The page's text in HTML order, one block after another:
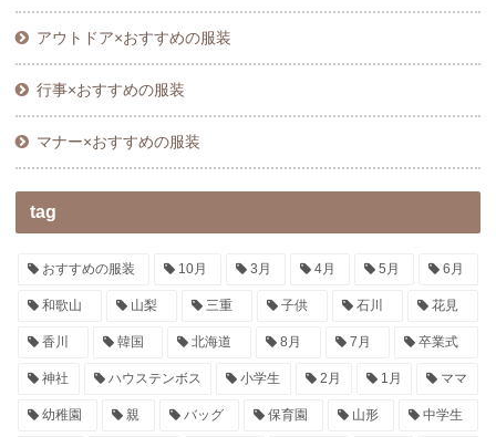
アウトドア×おすすめの服装
行事×おすすめの服装
マナー×おすすめの服装
tag
おすすめの服装 10月 3月 4月 5月 6月
和歌山 山梨 三重 子供 石川 花見
香川 韓国 北海道 8月 7月 卒業式
神社 ハウステンボス 小学生 2月 1月 ママ
幼稚園 親 バッグ 保育園 山形 中学生